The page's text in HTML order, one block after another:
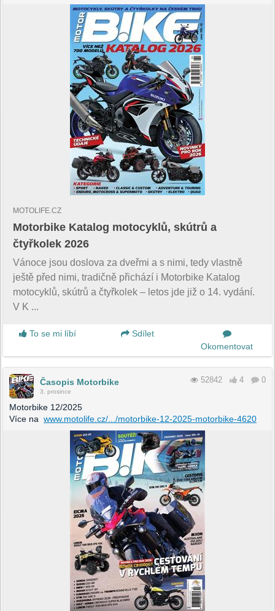
MOTOLIFE.CZ
Motorbike Katalog motocyklů, skútrů a
čtyřkolek 2026
Vánoce jsou doslova za dveřmi a s nimi, tedy vlastně
ještě před nimi, tradičně přichází i Motorbike Katalog
motocyklů, skútrů a čtyřkolek – letos jde již o 14. vydání.
V K ...
To se mi líbí
Sdílet
Okomentovat
Časopis Motorbike
3. prosince
52842 4 0
Motorbike 12/2025
Více na www.motolife.cz/.../motorbike-12-2025-motorbike-4620